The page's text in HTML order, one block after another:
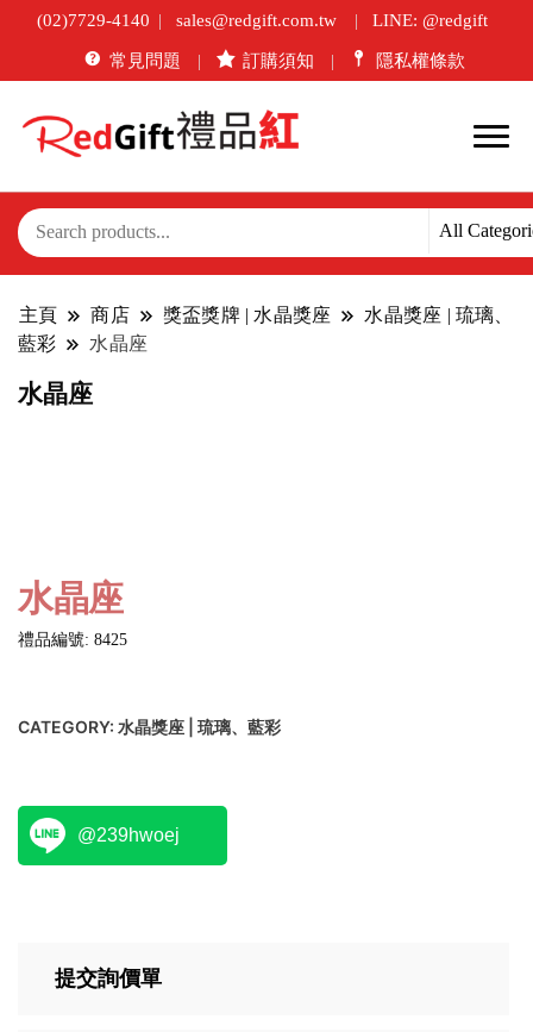
(02)7729-4140 sales@redgift.com.tw LINE: @redgift
常見問題 訂購須知 隱私權條款
主頁 商店 獎盃獎牌 | 水晶獎座
水晶獎座 | 琉璃、
藍彩
水晶座
水晶座
水晶座
禮品編號: 8425
CATEGORY: 水晶獎座 | 琉璃、藍彩
@239hwoej
提交詢價單